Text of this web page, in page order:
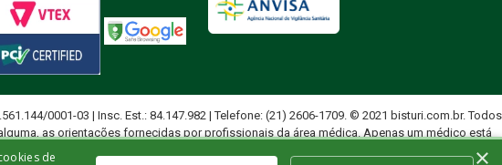
0001-03 | Insc. Est.: 84.147.982 | Telefone: (21) 2606-1709. © 2021 bisturi.com.br. Todos
as orientações fornecidas por profissionais da área médica. Apenas um médico está
adequados.
×
de